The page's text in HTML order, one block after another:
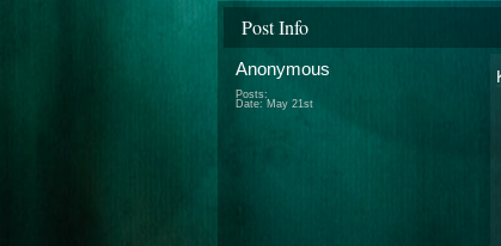
Post Info
Anonymous
Posts:
Date: May 21st